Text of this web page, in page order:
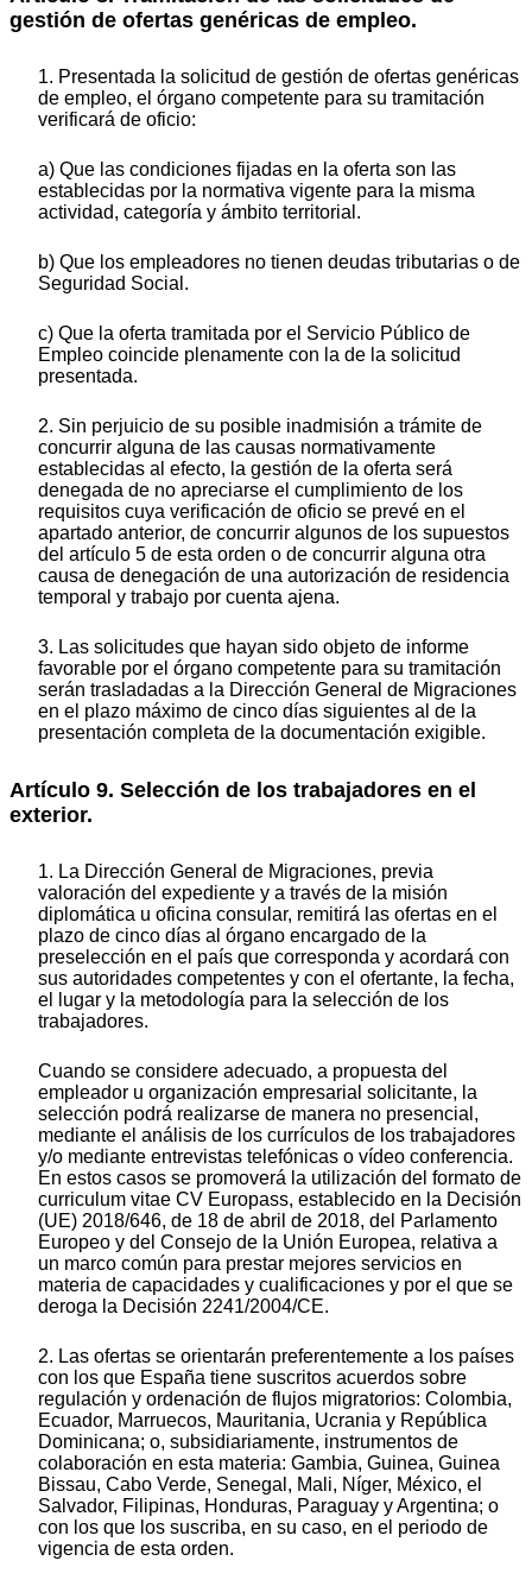
gestión de ofertas genéricas de empleo.
1. Presentada la solicitud de gestión de ofertas genéricas
de empleo, el órgano competente para su tramitación
verificará de oficio:
a) Que las condiciones fijadas en la oferta son las
establecidas por la normativa vigente para la misma
actividad, categoría y ámbito territorial.
b) Que los empleadores no tienen deudas tributarias o de
Seguridad Social.
c) Que la oferta tramitada por el Servicio Público de
Empleo coincide plenamente con la de la solicitud
presentada.
2. Sin perjuicio de su posible inadmisión a trámite de
concurrir alguna de las causas normativamente
establecidas al efecto, la gestión de la oferta será
denegada de no apreciarse el cumplimiento de los
requisitos cuya verificación de oficio se prevé en el
apartado anterior, de concurrir algunos de los supuestos
del artículo 5 de esta orden o de concurrir alguna otra
causa de denegación de una autorización de residencia
temporal y trabajo por cuenta ajena.
3. Las solicitudes que hayan sido objeto de informe
favorable por el órgano competente para su tramitación
serán trasladadas a la Dirección General de Migraciones
en el plazo máximo de cinco días siguientes al de la
presentación completa de la documentación exigible.
Artículo 9. Selección de los trabajadores en el
exterior.
1. La Dirección General de Migraciones, previa
valoración del expediente y a través de la misión
diplomática u oficina consular, remitirá las ofertas en el
plazo de cinco días al órgano encargado de la
preselección en el país que corresponda y acordará con
sus autoridades competentes y con el ofertante, la fecha,
el lugar y la metodología para la selección de los
trabajadores.
Cuando se considere adecuado, a propuesta del
empleador u organización empresarial solicitante, la
selección podrá realizarse de manera no presencial,
mediante el análisis de los currículos de los trabajadores
y/o mediante entrevistas telefónicas o vídeo conferencia.
En estos casos se promoverá la utilización del formato de
curriculum vitae CV Europass, establecido en la Decisión
(UE) 2018/646, de 18 de abril de 2018, del Parlamento
Europeo y del Consejo de la Unión Europea, relativa a
un marco común para prestar mejores servicios en
materia de capacidades y cualificaciones y por el que se
deroga la Decisión 2241/2004/CE.
2. Las ofertas se orientarán preferentemente a los países
con los que España tiene suscritos acuerdos sobre
regulación y ordenación de flujos migratorios: Colombia,
Ecuador, Marruecos, Mauritania, Ucrania y República
Dominicana; o, subsidiariamente, instrumentos de
colaboración en esta materia: Gambia, Guinea, Guinea
Bissau, Cabo Verde, Senegal, Mali, Níger, México, el
Salvador, Filipinas, Honduras, Paraguay y Argentina; o
con los que los suscriba, en su caso, en el periodo de
vigencia de esta orden.